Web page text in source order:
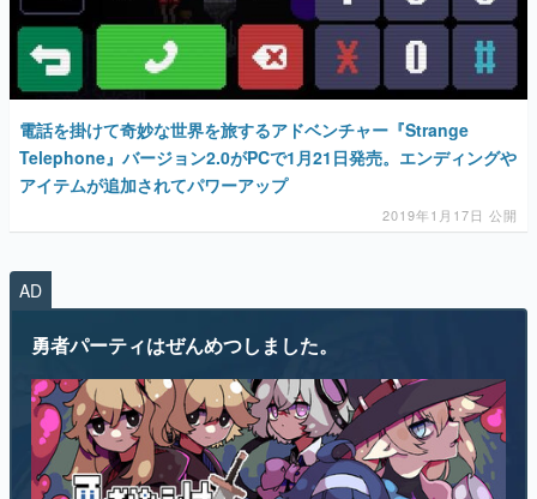
電話を掛けて奇妙な世界を旅するアドベンチャー『Strange
Telephone』バージョン2.0がPCで1月21日発売。エンディングや
アイテムが追加されてパワーアップ
2019年1月17日 公開
AD
勇者パーティはぜんめつしました。